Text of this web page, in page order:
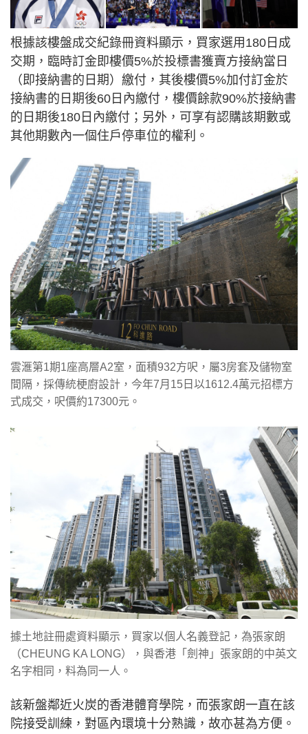
根據該樓盤成交紀錄冊資料顯示，買家選用180日成
交期，臨時訂金即樓價5%於投標書獲賣方接納當日
（即接納書的日期）繳付，其後樓價5%加付訂金於
接納書的日期後60日內繳付，樓價餘款90%於接納書
的日期後180日內繳付；另外，可享有認購該期數或
其他期數內一個住戶停車位的權利。
雲滙第1期1座高層A2室，面積932方呎，屬3房套及儲物室
間隔，採傳統梗廚設計，今年7月15日以1612.4萬元招標方
式成交，呎價約17300元。
據土地註冊處資料顯示，買家以個人名義登記，為張家朗
（CHEUNG KA LONG），與香港「劍神」張家朗的中英文
名字相同，料為同一人。
該新盤鄰近火炭的香港體育學院，而張家朗一直在該
院接受訓練，對區內環境十分熟識，故亦甚為方便。